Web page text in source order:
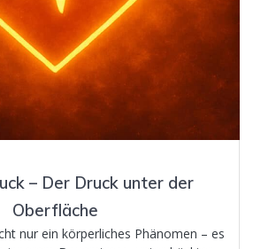
– Der Druck unter der
Oberfläche
nur ein körperliches Phänomen – es